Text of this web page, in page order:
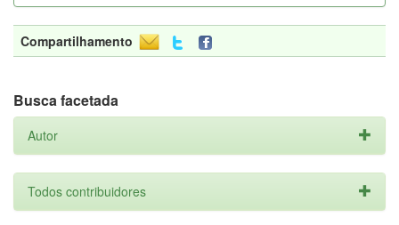
Compartilhamento
Busca facetada
Autor
Todos contribuidores